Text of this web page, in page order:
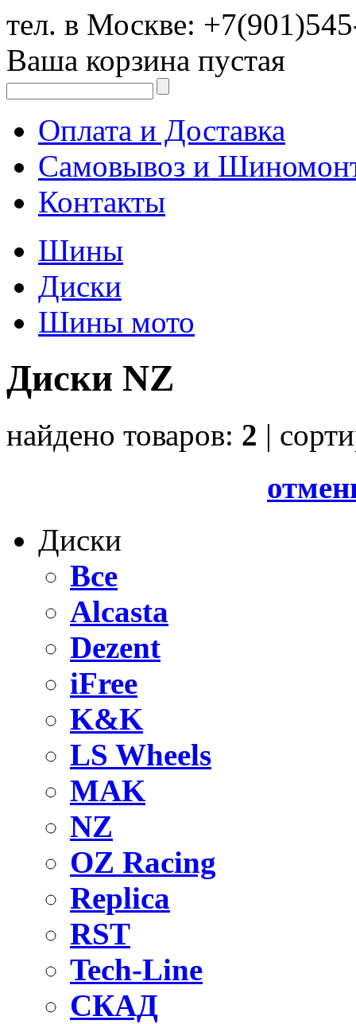
тел. в Москве:
Ваша корзина пустая
Оплата и Доставка
Самовывоз и
Контакты
Шины
Диски
Шины мото
Диски NZ
найдено товаров: 2 |
Диски
Все
Alcasta
Dezent
iFree
K&K
LS Wheels
MAK
NZ
OZ Raсing
Replica
RST
Tech-Line
СКАД